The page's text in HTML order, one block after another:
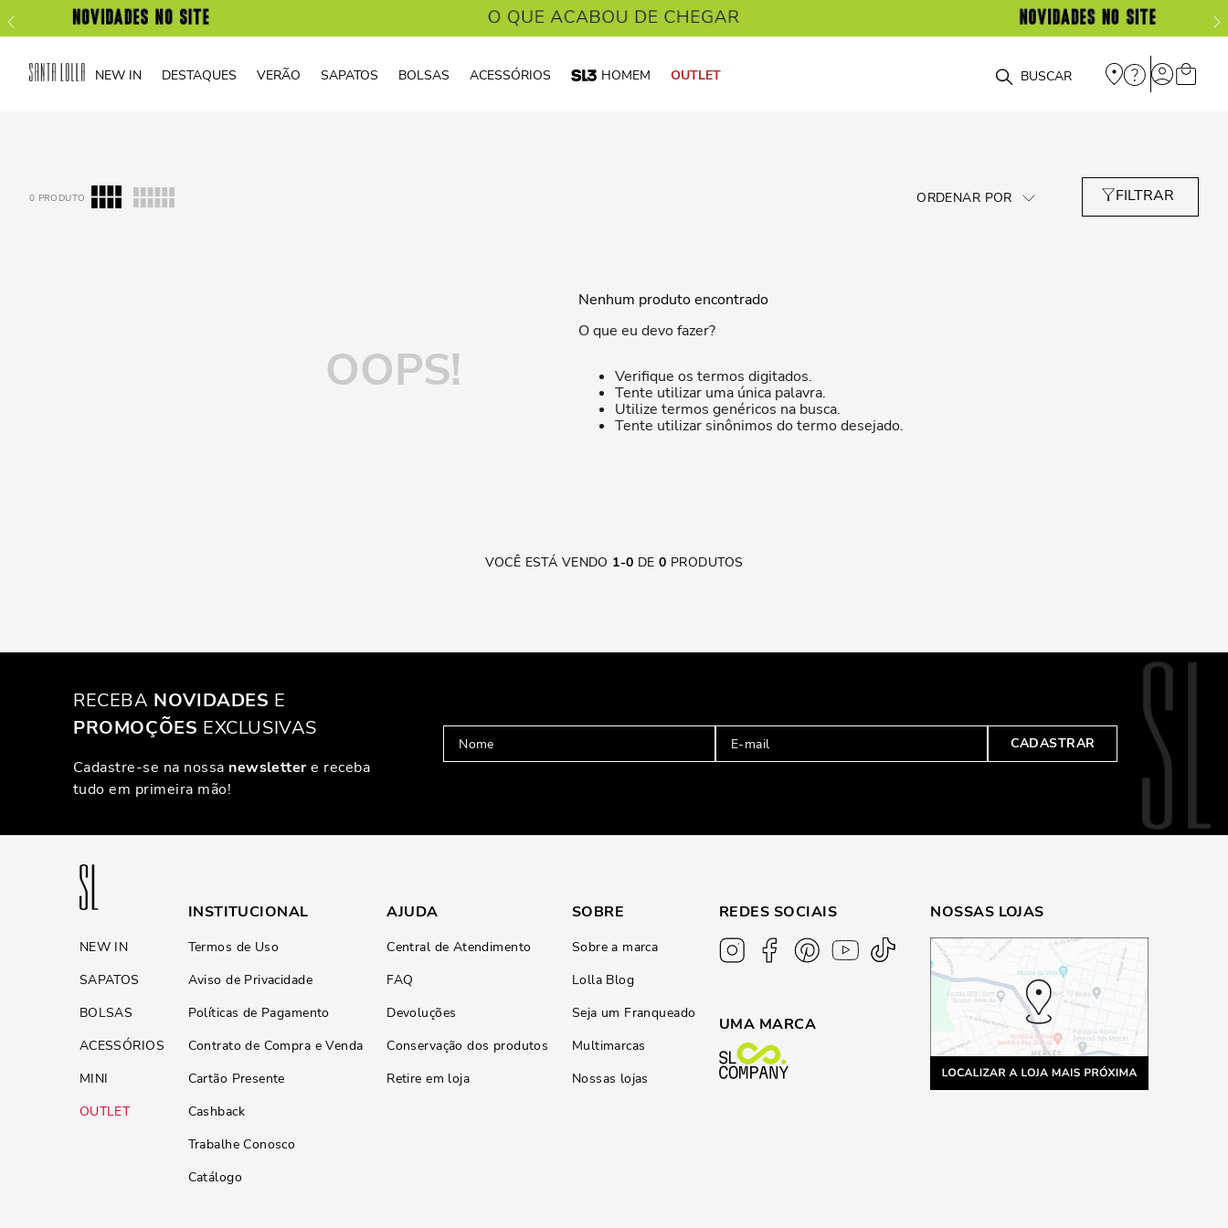
NEW IN DESTAQUES VERÃO SAPATOS BOLSAS ACESSÓRIOS HOMEM OUTLET O que você está procurando?
0 PRODUTO
OOPS!
Nenhum produto encontrado
O que eu devo fazer?
Verifique os termos digitados.
Tente utilizar uma única palavra.
Utilize termos genéricos na busca.
Tente utilizar sinônimos do termo desejado.
VOCÊ ESTÁ VENDO 1-0 DE0 PRODUTOS
RECEBA NOVIDADES E
PROMOÇÕES EXCLUSIVAS
Cadastre-se na nossa newslettere receba
tudo em primeira mão!
CADASTRAR
NEW IN
SAPATOS
BOLSAS
ACESSÓRIOS
MINI
OUTLET
INSTITUCIONAL
Termos de Uso
Aviso de Privacidade
Políticas de Pagamento
Contrato de Compra e Venda
Cartão Presente
Cashback
Trabalhe Conosco
Catálogo
AJUDA
Central de Atendimento
FAQ
Devoluções
Conservação dos produtos
Retire em loja
SOBRE
Sobre a marca
Lolla Blog
Seja um Franqueado
Multimarcas
Nossas lojas
REDES SOCIAIS
UMA MARCA
NOSSAS LOJAS